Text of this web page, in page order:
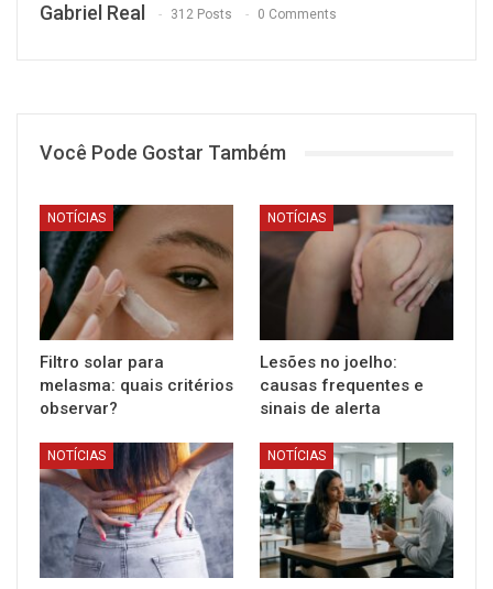
Gabriel Real 312 Posts 0 Comments
Você Pode Gostar Também
NOTÍCIAS
Filtro solar para
melasma: quais critérios
observar?
NOTÍCIAS
Lesões no joelho:
causas frequentes e
sinais de alerta
NOTÍCIAS NOTÍCIAS